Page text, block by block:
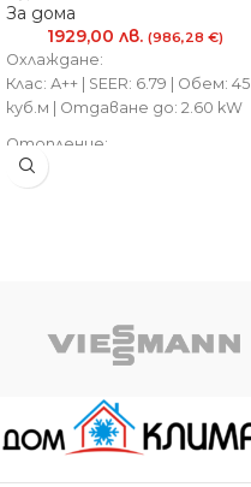
За дома
1929,00 лв. (986,28 €)
Охлаждане:
Клас: А++ | SEER: 6.79 | Обем: 45
куб.м | Отдаване до: 2.60 kW
Отопление:
Клас: А++ | SCOP: 4.65 | Обем: 40
куб.м | Отдаване до: 3.50 kW